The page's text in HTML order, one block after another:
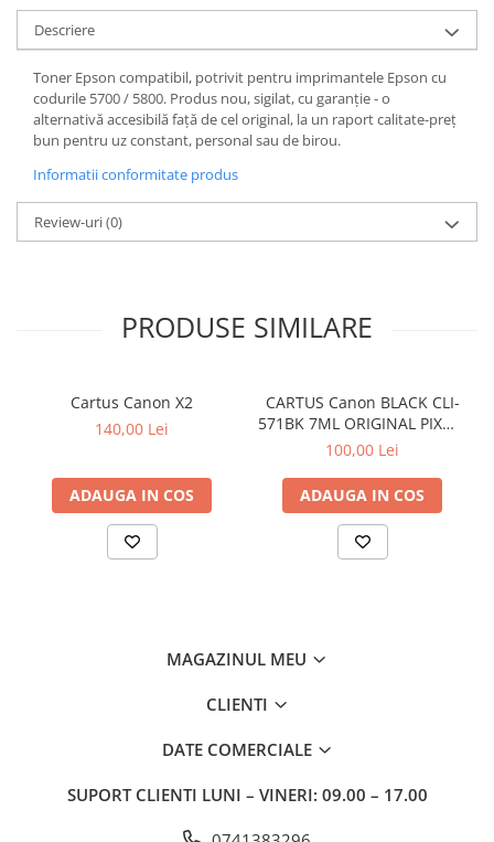
Descriere
Toner Epson compatibil, potrivit pentru imprimantele Epson cu
codurile 5700 / 5800. Produs nou, sigilat, cu garanție - o
alternativă accesibilă față de cel original, la un raport calitate-preț
bun pentru uz constant, personal sau de birou.
Informatii conformitate produs
Review-uri(0)
PRODUSE SIMILARE
Cartus Canon X2
140,00 Lei
ADAUGA IN COS
CARTUS Canon BLACK CLI-
571BK 7ML ORIGINAL PIXMA
MG6850
100,00 Lei
ADAUGA IN COS
MAGAZINUL MEU
CLIENTI
DATE COMERCIALE
SUPORT CLIENTI LUNI – VINERI: 09.00 – 17.00